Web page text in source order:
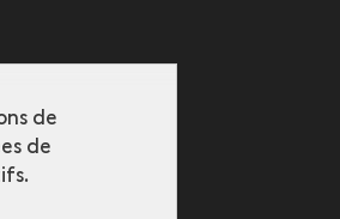
de
de